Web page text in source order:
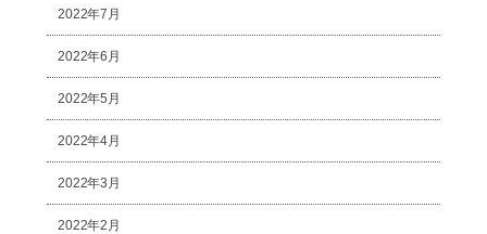
2022年7月
2022年6月
2022年5月
2022年4月
2022年3月
2022年2月